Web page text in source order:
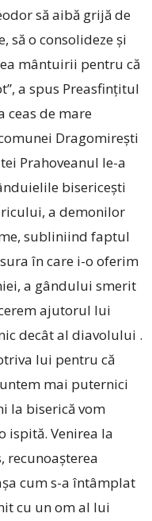
să aibă grijă de
să o consolideze și
mântuirii pentru că
a spus Preasfințitul
ceas de mare
Dragomirești
Prahoveanul le-a
bisericești
a demonilor
subliniind faptul
în care i-o oferim
a gândului smerit
ajutorul lui
decât al diavolului .
lui pentru că
mai puternici
la biserică vom
ispită. Venirea la
recunoașterea
cum s-a întâmplat
cu un om al lui